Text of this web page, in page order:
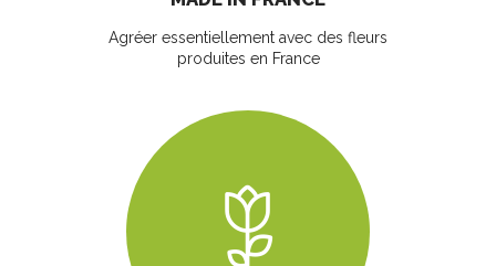
Agréer essentiellement avec des fleurs
produites en France